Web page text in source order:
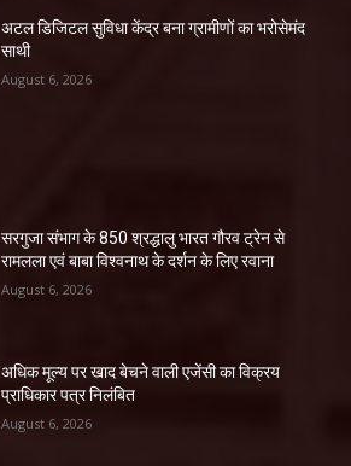
अटल डिजिटल सुविधा केंद्र बना ग्रामीणों का भरोसेमंद
साथी
August 6, 2026
सरगुजा संभाग के 850 श्रद्धालु भारत गौरव ट्रेन से
रामलला एवं बाबा विश्वनाथ के दर्शन के लिए रवाना
August 6, 2026
अधिक मूल्य पर खाद बेचने वाली एजेंसी का विक्रय
प्राधिकार पत्र निलंबित
August 6, 2026